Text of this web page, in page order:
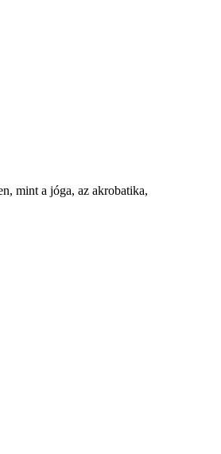
mint a jóga, az akrobatika,